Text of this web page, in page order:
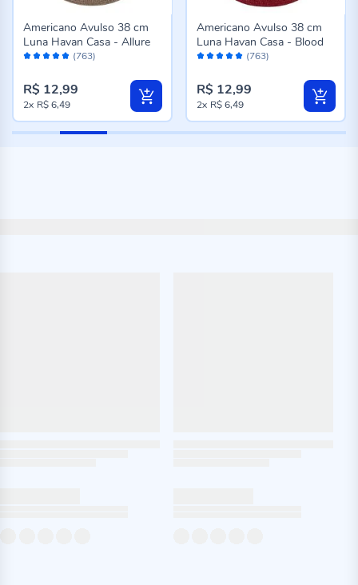
Avaliação: (763)
Americano Avulso 38 cm
Luna Havan Casa - Allure
R$ 12,99
2x R$ 6,49
Avaliação: (763)
Americano Avulso 38 cm
Luna Havan Casa - Blood
R$ 12,99
2x R$ 6,49